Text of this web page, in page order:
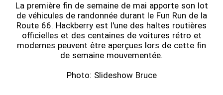
La première fin de semaine de mai apporte son lot
de véhicules de randonnée durant le Fun Run de la
Route 66. Hackberry est l'une des haltes routières
officielles et des centaines de voitures rétro et
modernes peuvent être aperçues lors de cette fin
de semaine mouvementée.
Photo: Slideshow Bruce